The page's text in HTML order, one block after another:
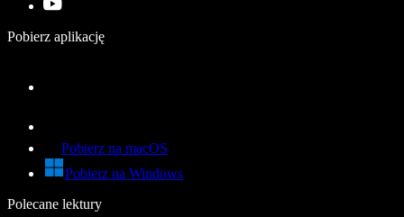
Pobierz aplikację
Pobierz na macOS
Pobierz na Windows
Polecane lektury